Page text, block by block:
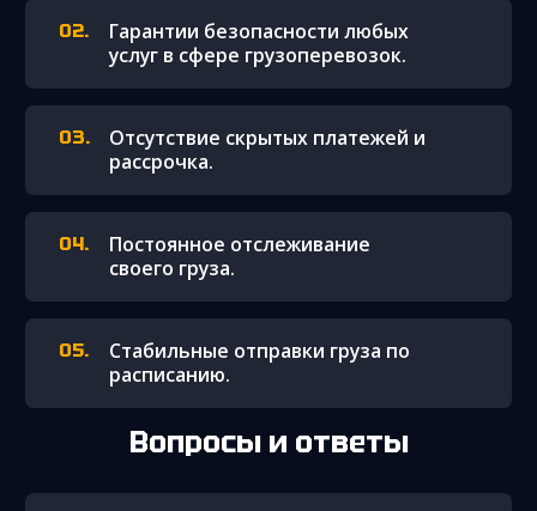
Гарантии безопасности любых
услуг в сфере грузоперевозок.
Отсутствие скрытых платежей и
рассрочка.
Постоянное отслеживание
своего груза.
Стабильные отправки груза по
расписанию.
Вопросы и ответы